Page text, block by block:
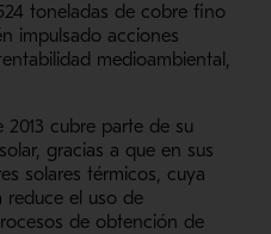
toneladas de cobre fino
impulsado acciones
medioambiental,
2013 cubre parte de su
gracias a que en sus
solares térmicos, cuya
reduce el uso de
de obtención de